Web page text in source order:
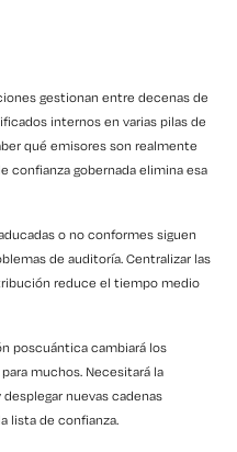
gestionan entre decenas de
internos en varias pilas de
qué emisores son realmente
confianza gobernada elimina esa
o no conformes siguen
de auditoría. Centralizar las
reduce el tiempo medio
poscuántica cambiará los
muchos. Necesitará la
nuevas cadenas
lista de confianza.